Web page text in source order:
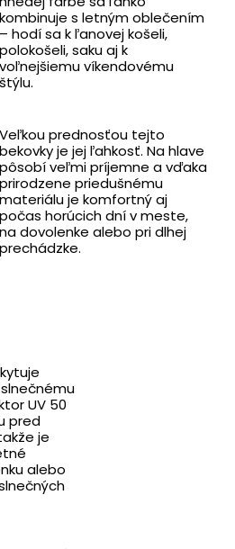
kombinuje s letným oblečením
– hodí sa k ľanovej košeli,
polokošeli, saku aj k
voľnejšiemu víkendovému
štýlu.
Veľkou prednosťou tejto
bekovky je jej ľahkosť. Na hlave
pôsobí veľmi príjemne a vďaka
prirodzene priedušnému
materiálu je komfortný aj
počas horúcich dní v meste,
na dovolenke alebo pri dlhej
prechádzke.
UV 50
pred
je
alebo